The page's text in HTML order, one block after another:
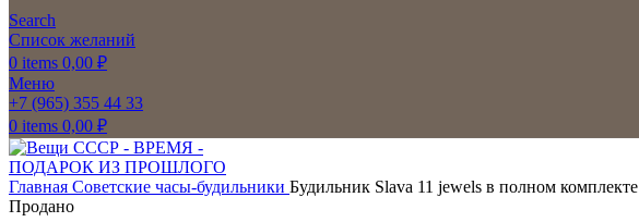
Search
Список желаний
0 items 0,00 ₽
Меню
+7 (965) 355 44 33
0 items 0,00 ₽
Главная Советские часы-будильники Будильник Slava 11 jewels в полном комплекте
Продано